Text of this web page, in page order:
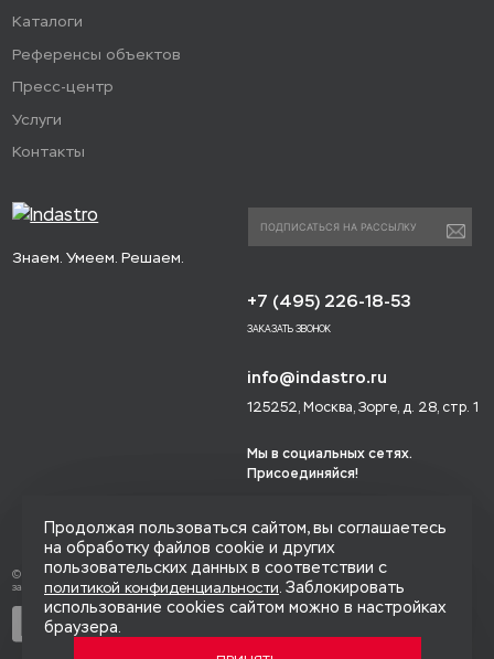
Знаем. Умеем. Решаем.
© 2014-2026 «Индастро», Все права
защищены.
Каталоги
Референсы объектов
Пресс-центр
Услуги
Контакты
+7 (495) 226-18-53
ЗАКАЗАТЬ ЗВОНОК
info@indastro.ru
125252, Москва, Зорге, д. 28, стр. 1
Мы в социальных сетях.
Присоединяйся!
Политика конфиденциальности
Карта сайта
Продолжая пользоваться сайтом, вы соглашаетесь
на обработку файлов cookie и других
пользовательских данных в соответствии с
политикой конфиденциальности. Заблокировать
использование cookies сайтом можно в настройках
браузера.